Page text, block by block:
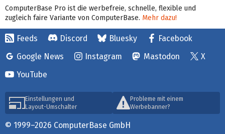
ComputerBase Pro ist die werbefreie, schnelle, flexible und
zugleich faire Variante von ComputerBase. Mehr dazu!
Feeds Discord Bluesky
Facebook
Google News
Instagram Mastodon
X
YouTube
Einstellungen und
Layout-Umschalter
Probleme mit einem
Werbebanner?
© 1999–2026 ComputerBase GmbH